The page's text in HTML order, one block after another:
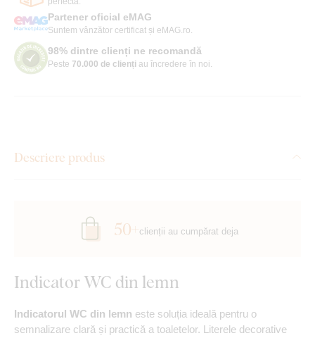
Partener oficial eMAG
Suntem vânzător certificat și eMAG.ro.
98% dintre clienți ne recomandă
Peste 70.000 de clienți au încredere în noi.
Descriere produs
Indicator WC din lemn
Indicatorul WC din lemn este soluția ideală pentru o
semnalizare clară și practică a toaletelor. Literele decorative
50+ clienții au cumpărat deja